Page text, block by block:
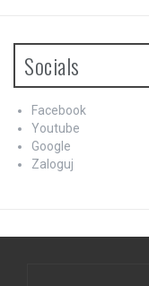
Socials
Facebook
Youtube
Google
Zaloguj